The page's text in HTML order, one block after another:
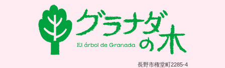
長野市権堂町2285-4